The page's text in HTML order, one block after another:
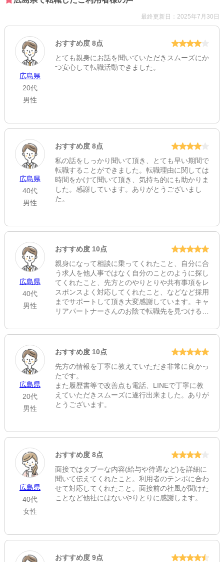
安芸太田町
診療項目
内科・精神科・外科・整形外科・脳神経外科・婦人科・眼科・
耳鼻咽喉科・皮膚科・泌尿器科・麻酔科・リハビリテーション
科・透析
診療時間
月～土 8:30～11:30 0
休診日
日・祝
病床数
一般病棟
53
療養病棟
42
広島県山県郡安芸太田町大字下殿河内236[地図]
ホームページ
https://www.akiota.jp/site/byouinsabu/
最終更新日：2025年7月30日
広島県
20代
男性
おすすめ度 8点
とても親身にお話を聞いていただきスムーズにか
つ安心して転職活動できました。
広島県
40代
男性
おすすめ度 8点
私の話をしっかり聞いて頂き、とても早い期間で
転職することができました。転職理由に関しては
時間をかけて聞いて頂き、気持ち的にも助かりま
した。感謝しています。ありがとうございまし
た。
広島県
40代
男性
おすすめ度 10点
親身になって相談に乗ってくれたこと、自分に合
う求人を他人事ではなく自分のことのように探し
てくれたこと、先方とのやりとりや共有事項をレ
スポンスよく対応してくれたこと、などなど採用
までサポートして頂き大変感謝しています。キャ
リアパートナーさんのお陰で転職先を見つけるこ
広島県
20代
男性
おすすめ度 10点
先方の情報を丁寧に教えていただき非常に良かっ
たです。
また履歴書等で改善点も電話、LINEで丁寧に教
えていただきスムーズに遂行出来ました。ありが
とうございます。
広島県
40代
女性
おすすめ度 8点
面接ではタブーな内容(給与や待遇など)を詳細に
聞いて伝えてくれたこと。利用者のテンポに合わ
せて対応してくれたこと。面接前の社風が聞けた
ことなど他社にはないやりとりに感謝します。
おすすめ度 9点